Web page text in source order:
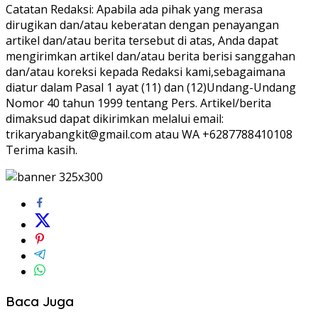
Catatan Redaksi: Apabila ada pihak yang merasa
dirugikan dan/atau keberatan dengan penayangan
artikel dan/atau berita tersebut di atas, Anda dapat
mengirimkan artikel dan/atau berita berisi sanggahan
dan/atau koreksi kepada Redaksi kami,sebagaimana
diatur dalam Pasal 1 ayat (11) dan (12)Undang-Undang
Nomor 40 tahun 1999 tentang Pers. Artikel/berita
dimaksud dapat dikirimkan melalui email:
trikaryabangkit@gmail.com atau WA +6287788410108
Terima kasih.
Baca Juga